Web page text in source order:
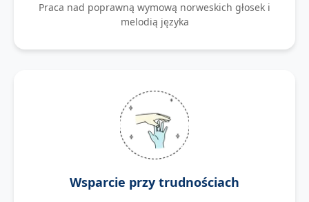
Praca nad poprawną wymową norweskich głosek i
melodią języka
Wsparcie przy trudnościach